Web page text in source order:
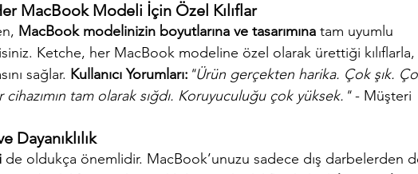
MacBook Modeli İçin Özel Kılıflar
MacBook modelinizin boyutlarına ve tasarımına tam uyumlu
Ketche, her MacBook modeline özel olarak ürettiği kılıflarla,
sağlar. Kullanıcı Yorumları: "Ürün gerçekten harika. Çok şık.
tam olarak sığdı. Koruyuculuğu çok yüksek." - Müşteri
Dayanıklılık
de oldukça önemlidir. MacBook’unuzu sadece dış darbelerden